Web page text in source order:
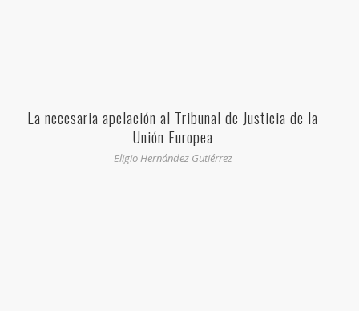
La necesaria apelación al Tribunal de Justicia de la
Unión Europea
Eligio Hernández Gutiérrez